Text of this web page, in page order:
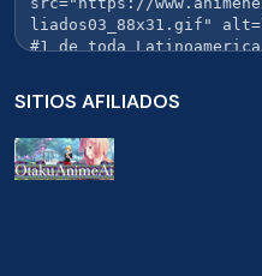
SITIOS AFILIADOS